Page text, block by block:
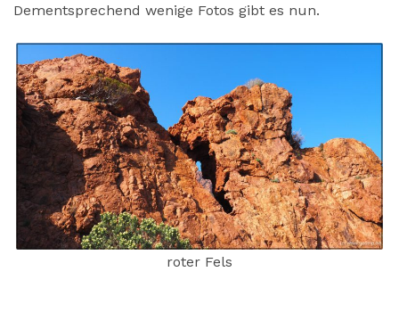
Dementsprechend wenige Fotos gibt es nun.
roter Fels